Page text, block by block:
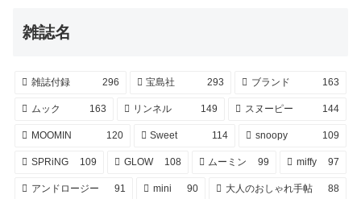
雑誌名
雑誌付録 296 宝島社 293 ブランド 163
ムック 163 リンネル 149 スヌーピー 144
MOOMIN 120 Sweet 114 snoopy 109
SPRiNG 109 GLOW 108 ムーミン 99 miffy 97
アンドロージー 91 mini 90 大人のおしゃれ手帖 88